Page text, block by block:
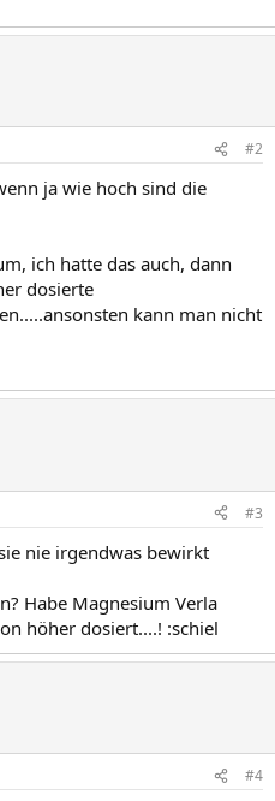
#2
ja wie hoch sind die
ich hatte das auch, dann
dosierte
kann man nicht
#3
nie irgendwas bewirkt
Habe Magnesium Verla
höher dosiert....! :schiel
#4